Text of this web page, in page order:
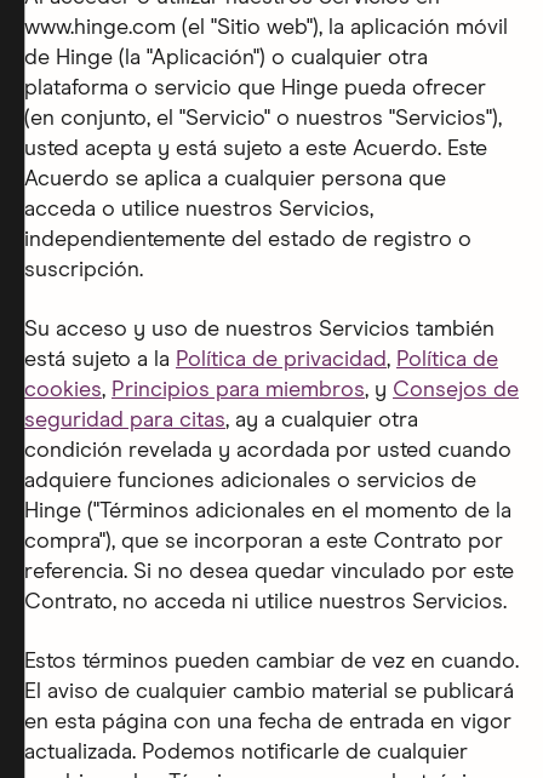
www.hinge.com (el "Sitio web"), la aplicación móvil
de Hinge (la "Aplicación") o cualquier otra
plataforma o servicio que Hinge pueda ofrecer
(en conjunto, el "Servicio" o nuestros "Servicios"),
usted acepta y está sujeto a este Acuerdo. Este
Acuerdo se aplica a cualquier persona que
acceda o utilice nuestros Servicios,
independientemente del estado de registro o
suscripción.
Su acceso y uso de nuestros Servicios también
está sujeto a la Política de privacidad, Política de
cookies, Principios para miembros, y Consejos de
seguridad para citas, ay a cualquier otra
condición revelada y acordada por usted cuando
adquiere funciones adicionales o servicios de
Hinge ("Términos adicionales en el momento de la
compra"), que se incorporan a este Contrato por
referencia. Si no desea quedar vinculado por este
Contrato, no acceda ni utilice nuestros Servicios.
Estos términos pueden cambiar de vez en cuando.
El aviso de cualquier cambio material se publicará
en esta página con una fecha de entrada en vigor
actualizada. Podemos notificarle de cualquier